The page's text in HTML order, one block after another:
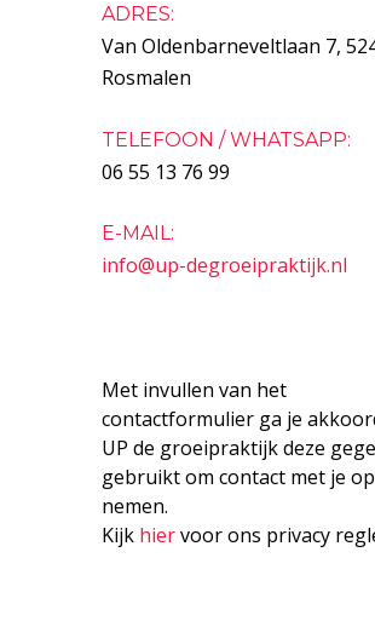
ADRES:
Van Oldenbarneveltlaan 7,
Rosmalen
TELEFOON / WHATSAPP:
06 55 13 76 99
E-MAIL:
info@up-degroeipraktijk.nl
Met invullen van het
contactformulier ga je
UP de groeipraktijk deze
gebruikt om contact met je
nemen.
Kijk hiervoor ons privacy